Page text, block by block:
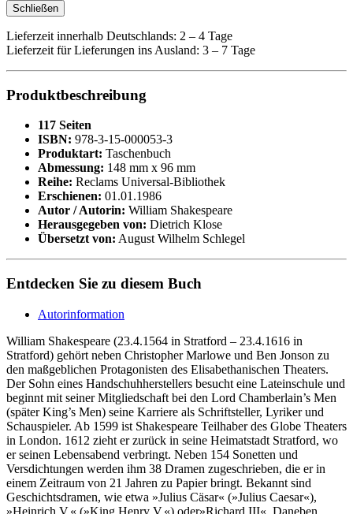
Schließen
Lieferzeit innerhalb Deutschlands: 2 – 4 Tage
Lieferzeit für Lieferungen ins Ausland: 3 – 7 Tage
Produktbeschreibung
117 Seiten
ISBN: 978-3-15-000053-3
Produktart: Taschenbuch
Abmessung: 148 mm x 96 mm
Reihe: Reclams Universal-Bibliothek
Erschienen: 01.01.1986
Autor / Autorin: William Shakespeare
Herausgegeben von: Dietrich Klose
Übersetzt von: August Wilhelm Schlegel
Entdecken Sie zu diesem Buch
Autorinformation
William Shakespeare (23.4.1564 in Stratford – 23.4.1616 in
Stratford) gehört neben Christopher Marlowe und Ben Jonson zu
den maßgeblichen Protagonisten des Elisabethanischen Theaters.
Der Sohn eines Handschuhherstellers besucht eine Lateinschule und
beginnt mit seiner Mitgliedschaft bei den Lord Chamberlain’s Men
(später King’s Men) seine Karriere als Schriftsteller, Lyriker und
Schauspieler. Ab 1599 ist Shakespeare Teilhaber des Globe Theaters
in London. 1612 zieht er zurück in seine Heimatstadt Stratford, wo
er seinen Lebensabend verbringt. Neben 154 Sonetten und
Versdichtungen werden ihm 38 Dramen zugeschrieben, die er in
einem Zeitraum von 21 Jahren zu Papier bringt. Bekannt sind
Geschichtsdramen, wie etwa »Julius Cäsar« (»Julius Caesar«),
»Heinrich V.« (»King Henry V.«) oder»Richard III«. Daneben